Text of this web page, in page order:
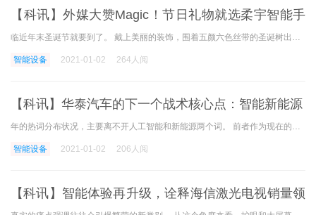
【科讯】外媒大赞Magic！节日礼物就选柔宇智能手
写本RoWrite 2
智能设备 2021-01-02 264人阅
【科讯】华泰汽车的下一个战术核心点：智能新能源
智能设备 2021-01-02 206人阅
【科讯】智能体验再升级，诠释海信激光电视销量领
先背后原因